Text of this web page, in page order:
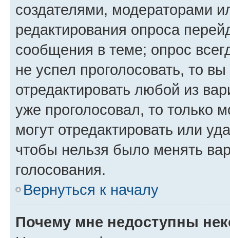
создателями, модераторами
редактирования опроса
сообщения в теме; опрос
не успел проголосовать, то
отредактировать любой из
уже проголосовал, то только
могут отредактировать или
чтобы нельзя было менять
голосования.
Вернуться к началу
Почему мне недоступны